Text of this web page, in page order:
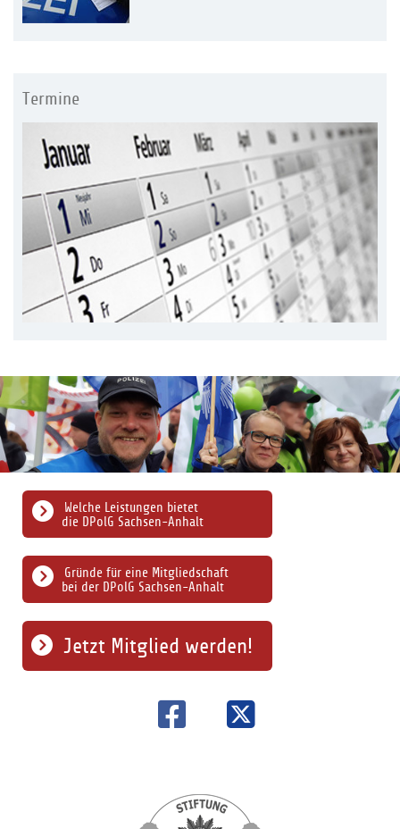
Termine
Gründe für eine Mitgliedschaft
bei der DPolG Sachsen-Anhalt
Welche Leistungen bietet
die DPolG Sachsen-Anhalt
Jetzt Mitglied werden!